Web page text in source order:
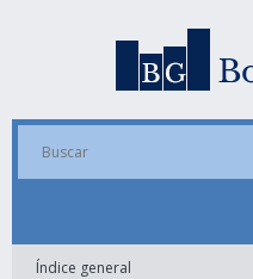
Índice general